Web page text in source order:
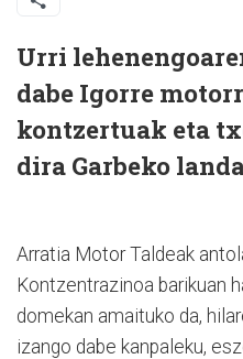
Urri
dabe Igorre
kontzertuak eta
dira Garbeko
Arratia Motor Taldeak
Kontzentrazinoa barikuan
domekan amaituko da,
izango dabe kanpaleku,